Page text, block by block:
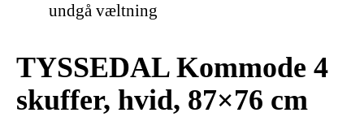
undgå væltning
TYSSEDAL Kommode 4
skuffer, hvid, 87×76 cm